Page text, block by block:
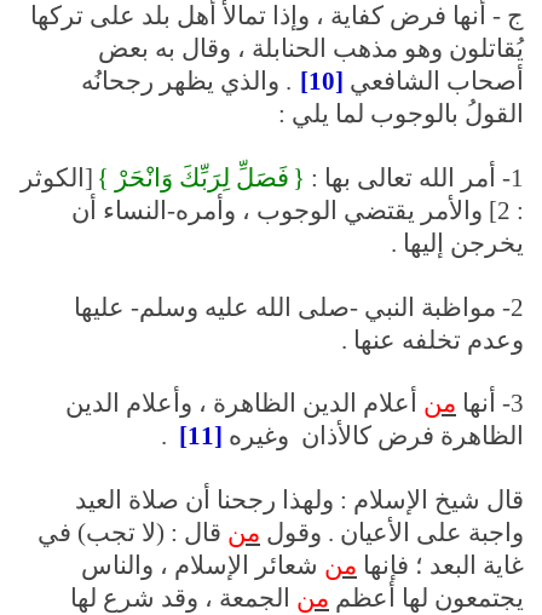
ج - أنها فرض كفاية ، وإذا تمالأ أهل بلد على تركها
يُقاتلون وهو مذهب الحنابلة ، وقال به بعض
أصحاب الشافعي [10]
. والذي يظهر رجحانُه
القولُ بالوجوب لما يلي :
1- أمر الله تعالى بها : { فَصَلِّ لِرَبِّكَ وَانْحَرْ } [الكوثر
: 2] والأمر يقتضي الوجوب ، وأمره-النساء أن
يخرجن إليها .
2- مواظبة النبي -صلى الله عليه وسلم- عليها
وعدم تخلفه عنها .
3- أنها من أعلام الدين الظاهرة ، وأعلام الدين
الظاهرة فرض كالأذان وغيره [11]
.
قال شيخ الإسلام : ولهذا رجحنا أن صلاة العيد
واجبة على الأعيان . وقول من قال : (لا تجب) في
غاية البعد ؛ فإنها من شعائر الإسلام ، والناس
يجتمعون لها أعظم من الجمعة ، وقد شرع لها